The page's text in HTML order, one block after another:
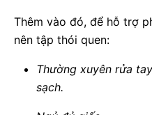
Thêm vào đó, để hỗ trợ
nên tập thói quen:
Thường xuyên rửa
sạch.